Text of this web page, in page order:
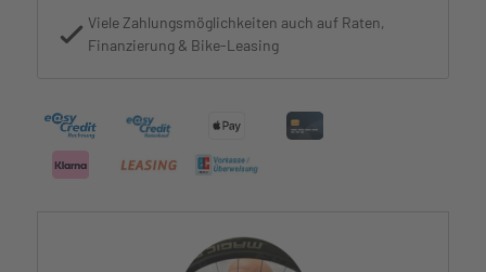
Viele Zahlungsmöglichkeiten auch auf Raten,
Finanzierung & Bike-Leasing